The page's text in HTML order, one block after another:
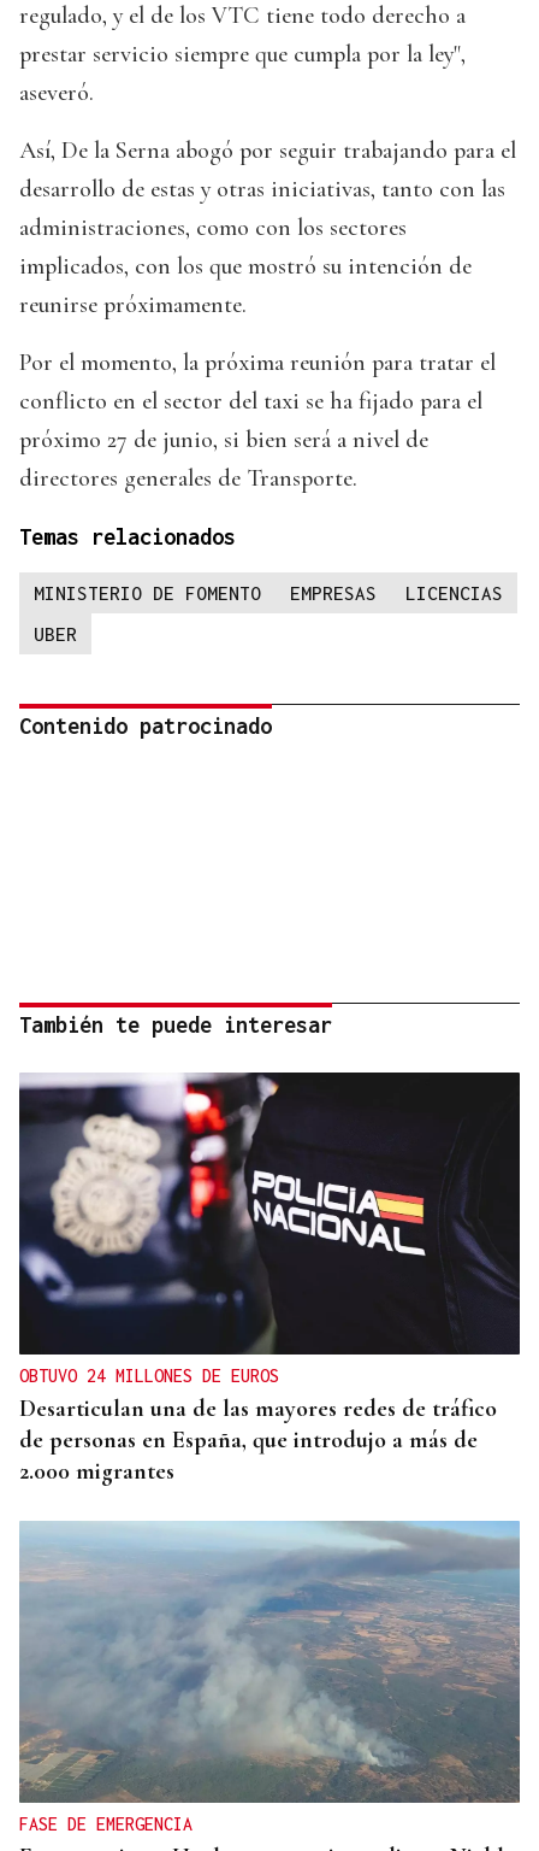
regulado, y el de los VTC tiene todo derecho a
prestar servicio siempre que cumpla por la ley",
aseveró.
Así, De la Serna abogó por seguir trabajando para el
desarrollo de estas y otras iniciativas, tanto con las
administraciones, como con los sectores
implicados, con los que mostró su intención de
reunirse próximamente.
Por el momento, la próxima reunión para tratar el
conflicto en el sector del taxi se ha fijado para el
próximo 27 de junio, si bien será a nivel de
directores generales de Transporte.
Temas relacionados
MINISTERIO DE FOMENTO EMPRESAS
LICENCIAS
UBER
Contenido patrocinado
También te puede interesar
OBTUVO 24 MILLONES DE EUROS
Desarticulan una de las mayores redes de tráfico
de personas en España, que introdujo a más de
2.000 migrantes
FASE DE EMERGENCIA